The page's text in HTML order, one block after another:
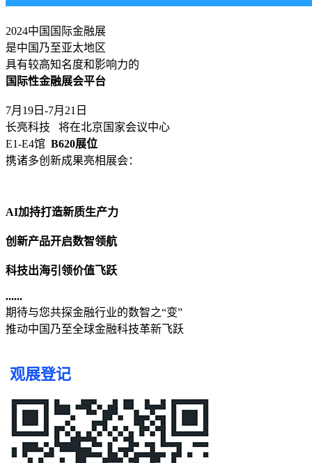
2024中国国际金融展
是中国乃至亚太地区
具有较高知名度和影响力的
国际性金融展会平台
7月19日-7月21日
长亮科技
将在北京国家会议中心
E1-E4馆 B620展位
携诸多创新成果亮相展会：
AI加持打造新质生产力
创新产品开启数智领航
科技出海引领价值飞跃
......
期待与您共探金融行业的数智之“变”
推动中国乃至全球金融科技革新飞跃
观展登记